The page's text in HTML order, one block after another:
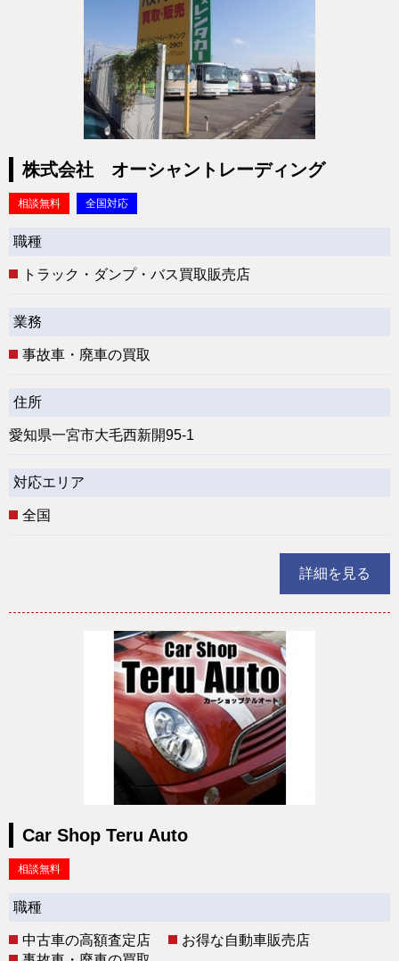
株式会社 オーシャントレーディング
相談無料 全国対応
職種
トラック・ダンプ・バス買取販売店
業務
事故車・廃車の買取
住所
愛知県一宮市大毛西新開95-1
対応エリア
全国
詳細を見る
Car Shop Teru Auto
相談無料
職種
中古車の高額査定店
お得な自動車販売店